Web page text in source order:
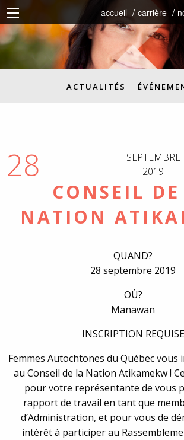
accueil carrière
ACTUALITÉS
28
SEPTEMBRE
2019
CONSEIL
NATION
QUAND?
28 septembre 2019
OÙ?
Manawan
INSCRIPTION REQUISE
Femmes Autochtones du Québec
au Conseil de la Nation Atikamekw !
pour votre représentante de vous
rapport de travail en tant que
d’Administration, et pour vous de
intérêt à participer au